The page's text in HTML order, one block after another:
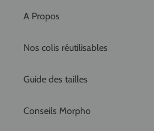
A Propos
Nos colis réutilisables
Guide des tailles
Conseils Morpho